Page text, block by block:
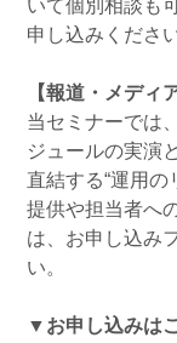
いて個別相談も
申し込みくださ
【報道・メディ
当セミナーでは
ジュールの実演
直結する“運用
提供や担当者へ
は、お申し込み
い。
▼お申し込みは